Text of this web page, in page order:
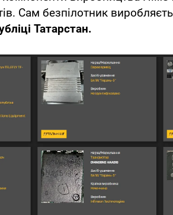
Сам безпілотник
Татарстан.